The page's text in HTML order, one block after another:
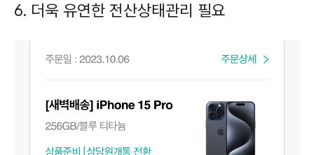
6. 더욱 유연한 전산상태관리 필요